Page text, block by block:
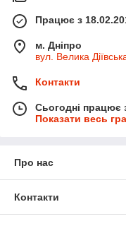
Працює з
м. Дніпро
вул. Велика
Контакти
Сьогодні працює
Показати весь
Про нас
Контакти